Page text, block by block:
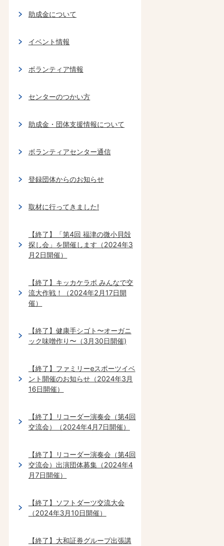
助成金について
イベント情報
ボランティア情報
センターのつかい方
助成金・団体支援情報について
ボランティアセンター通信
登録団体からのお知らせ
取材に行ってきました!
【終了】「第4回 福津の微小貝殻
探し会」を開催します（2024年3
月2日開催）
【終了】キッカケラボ みんなで交
流大作戦！（2024年2月17日開
催）
【終了】健康手シゴト〜オーガニ
ック味噌作り〜（3月30日開催)
【終了】ファミリーeスポーツイベ
ント開催のお知らせ（2024年3月
16日開催）
【終了】リコーダー演奏会（第4回
交流会）（2024年4月7日開催）
【終了】リコーダー演奏会（第4回
交流会）出演団体募集（2024年4
月7日開催）
【終了】ソフトダーツ交流大会
（2024年3月10日開催）
【終了】大和証券グループ出張講